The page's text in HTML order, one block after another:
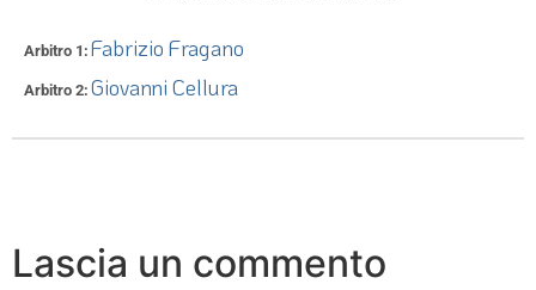
Arbitro 1 Fabrizio Fragano
Arbitro 2 Giovanni Cellura
Lascia un commento